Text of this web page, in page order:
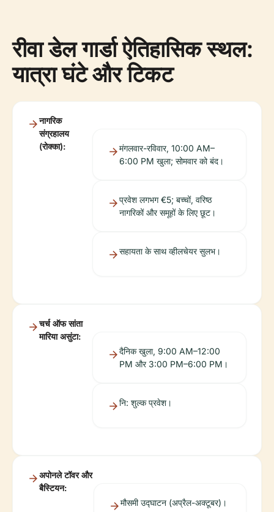
रीवा डेल गार्डा ऐतिहासिक स्थल:
यात्रा घंटे और टिकट
नागरिक
संग्रहालय
(रोक्का):
मंगलवार-रविवार, 10:00 AM–
6:00 PM खुला; सोमवार को बंद।
प्रवेश लगभग €5; बच्चों, वरिष्ठ
नागरिकों और समूहों के लिए छूट।
सहायता के साथ व्हीलचेयर सुलभ।
चर्च ऑफ सांता
मारिया असुंटा:
दैनिक खुला, 9:00 AM–12:00
PM और 3:00 PM–6:00 PM।
नि: शुल्क प्रवेश।
अपोनले टॉवर और
बैस्टियन:
मौसमी उद्घाटन (अप्रैल-अक्टूबर)।